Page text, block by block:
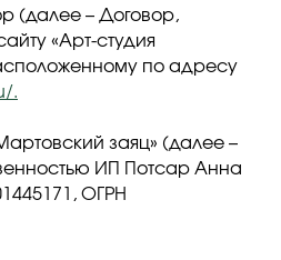
(далее – Договор,
«Арт-студия
по адресу
.
заяц» (далее –
ИП Потсар Анна
ОГРН